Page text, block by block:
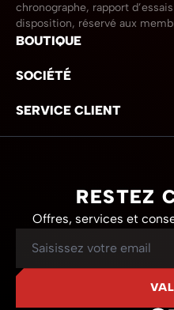
chronographe, rapport
disposition, réservé aux
BOUTIQUE
SOCIÉTÉ
SERVICE CLIENT
RESTEZ
Offres, services et